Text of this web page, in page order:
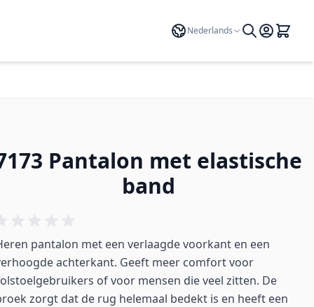
TaalNederlands
Pantalon met elastische
band
pantalon met een verlaagde voorkant en een
achterkant. Geeft meer comfort voor
of voor mensen die veel zitten. De
zorgt dat de rug helemaal bedekt is en heeft een